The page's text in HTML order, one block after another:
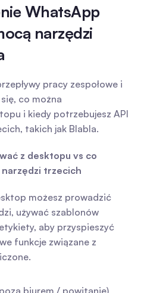
WhatsApp
narzędzi
pracy zespołowe i
co można
i kiedy potrzebujesz API
takich jak Blabla.
z desktopu vs co
narzędzi trzecich
możesz prowadzić
używać szablonów
aby przyspieszyć
funkcje związane z
biurem / powitanie)